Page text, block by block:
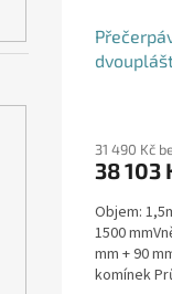
31 490 Kč
38 103
Objem:
1500
mm + 90
komínek